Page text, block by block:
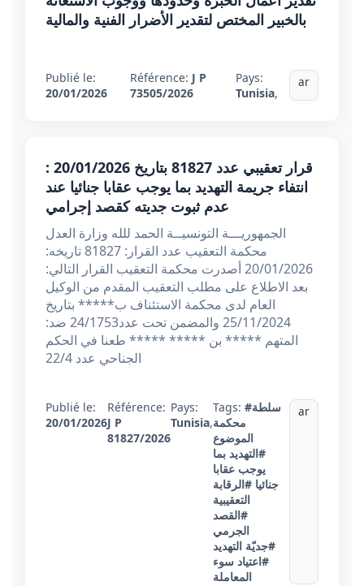
بالخبير المختص لتقدير الأضرار الفنية والمالية
Publié le:
20/01/2026
Référence: J P
73505/2026
Pays:
Tunisia,
ar
قرار تعقيبي عدد 81827 بتاريخ 20/01/2026 :
انتفاء جريمة التهديد بما يوجب عقابا جنائيا عند
عدم ثبوت جديته كقصد إجرامي
الجمهوريـــة التونسيــة الحمد للله وزارة العدل
محكمة التعقيب عدد القرار: 81827 تاريخه:
20/01/2026 أصدرت محكمة التعقيب القرار التالي:
بعد الاطلاع على مطلب التعقيب المقدم من الوكيل
العام لدى محكمة الاستئناف ب***** بتاريخ
25/11/2024 والمضمن تحت عدد24/1753 ضد:
المتهم ***** بن ***** ***** طعنا في الحكم
الجناحي عدد 22/4
Publié le:
20/01/2026
Référence:
J P
81827/2026
Pays:
Tunisia,
Tags: #سلطة
محكمة
الموضوع
#التهديد بما
يوجب عقابا
جنائيا #الرقابة
التعقيبية
#القصد
الجرمي
#جديّة التهديد
#اعتياد سوء
المعاملة
ar